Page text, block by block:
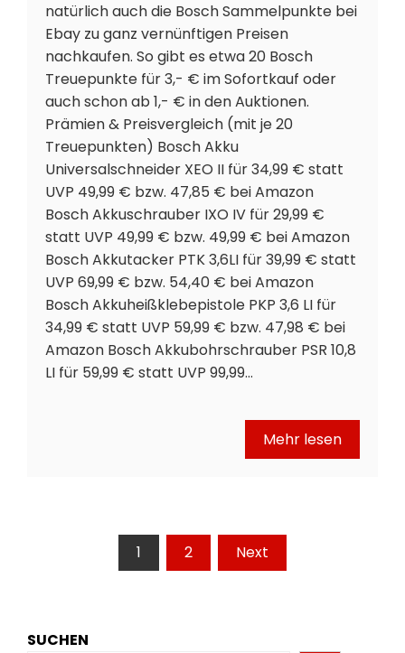
natürlich auch die Bosch Sammelpunkte bei
Ebay zu ganz vernünftigen Preisen
nachkaufen. So gibt es etwa 20 Bosch
Treuepunkte für 3,- € im Sofortkauf oder
auch schon ab 1,- € in den Auktionen.
Prämien & Preisvergleich (mit je 20
Treuepunkten) Bosch Akku
Universalschneider XEO II für 34,99 € statt
UVP 49,99 € bzw. 47,85 € bei Amazon
Bosch Akkuschrauber IXO IV für 29,99 €
statt UVP 49,99 € bzw. 49,99 € bei Amazon
Bosch Akkutacker PTK 3,6LI für 39,99 € statt
UVP 69,99 € bzw. 54,40 € bei Amazon
Bosch Akkuheißklebepistole PKP 3,6 LI für
34,99 € statt UVP 59,99 € bzw. 47,98 € bei
Amazon Bosch Akkubohrschrauber PSR 10,8
LI für 59,99 € statt UVP 99,99…
Mehr lesen
Seitennummerierung
Beiträge
1 2 Next
SUCHEN